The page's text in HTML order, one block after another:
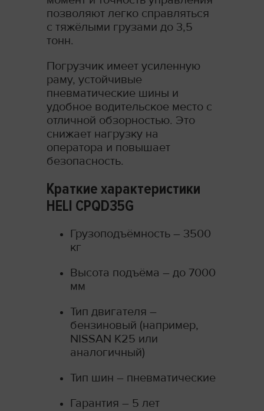
позволяют легко справляться
с тяжёлыми грузами до 3,5
тонн.
Погрузчик имеет усиленную
раму, устойчивые
пневматические шины и
удобное водительское место с
отличной обзорностью. Это
снижает нагрузку на
оператора и повышает
безопасность.
Краткие характеристики
HELI CPQD35G
Грузоподъёмность – 3500
кг
Высота подъёма – до 7000
мм
Тип двигателя –
бензиновый (например,
NISSAN K25 или
аналогичный)
Тип шин – пневматические
Гарантия – 5 лет